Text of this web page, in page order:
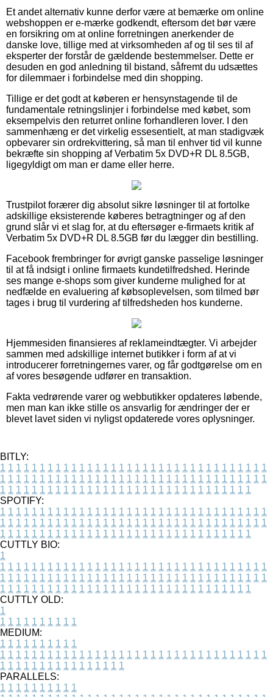
Et andet alternativ kunne derfor være at bemærke om online
webshoppen er e-mærke godkendt, eftersom det bør være
en forsikring om at online forretningen anerkender de
danske love, tillige med at virksomheden af og til ses til af
eksperter der forstår de gældende bestemmelser. Dette er
desuden en god anledning til bistand, såfremt du udsættes
for dilemmaer i forbindelse med din shopping.
Tillige er det godt at køberen er hensynstagende til de
fundamentale retningslinjer i forbindelse med købet, som
eksempelvis den returret online forhandleren lover. I den
sammenhæng er det virkelig essesentielt, at man stadigvæk
opbevarer sin ordrekvittering, så man til enhver tid vil kunne
bekræfte sin shopping af Verbatim 5x DVD+R DL 8.5GB,
ligegyldigt om man er dame eller herre.
Trustpilot forærer dig absolut sikre løsninger til at fortolke
adskillige eksisterende køberes betragtninger og af den
grund slår vi et slag for, at du eftersøger e-firmaets kritik af
Verbatim 5x DVD+R DL 8.5GB før du lægger din bestilling.
Facebook frembringer for øvrigt ganske passelige løsninger
til at få indsigt i online firmaets kundetilfredshed. Herinde
ses mange e-shops som giver kunderne mulighed for at
nedfælde en evaluering af købsoplevelsen, som tilmed bør
tages i brug til vurdering af tilfredsheden hos kunderne.
Hjemmesiden finansieres af reklameindtægter. Vi arbejder
sammen med adskillige internet butikker i form af at vi
introducerer forretningernes varer, og får godtgørelse om en
af vores besøgende udfører en transaktion.
Fakta vedrørende varer og webbutikker opdateres løbende,
men man kan ikke stille os ansvarlig for ændringer der er
blevet lavet siden vi nyligst opdaterede vores oplysninger.
BITLY:
1 1 1 1 1 1 1 1 1 1 1 1 1 1 1 1 1 1 1 1 1 1 1 1 1 1 1 1 1 1 1 1 1 1
1 1 1 1 1 1 1 1 1 1 1 1 1 1 1 1 1 1 1 1 1 1 1 1 1 1 1 1 1 1 1 1 1 1
1 1 1 1 1 1 1 1 1 1 1 1 1 1 1 1 1 1 1 1 1 1 1 1 1 1 1 1 1 1 1 1
SPOTIFY:
1 1 1 1 1 1 1 1 1 1 1 1 1 1 1 1 1 1 1 1 1 1 1 1 1 1 1 1 1 1 1 1 1 1
1 1 1 1 1 1 1 1 1 1 1 1 1 1 1 1 1 1 1 1 1 1 1 1 1 1 1 1 1 1 1 1 1 1
1 1 1 1 1 1 1 1 1 1 1 1 1 1 1 1 1 1 1 1 1 1 1 1 1 1 1 1 1 1 1 1
CUTTLY BIO:
1
1 1 1 1 1 1 1 1 1 1 1 1 1 1 1 1 1 1 1 1 1 1 1 1 1 1 1 1 1 1 1 1 1 1
1 1 1 1 1 1 1 1 1 1 1 1 1 1 1 1 1 1 1 1 1 1 1 1 1 1 1 1 1 1 1 1 1 1
1 1 1 1 1 1 1 1 1 1 1 1 1 1 1 1 1 1 1 1 1 1 1 1 1 1 1 1 1 1 1 1
CUTTLY OLD:
1
1 1 1 1 1 1 1 1 1 1
MEDIUM:
1 1 1 1 1 1 1 1 1 1
1 1 1 1 1 1 1 1 1 1 1 1 1 1 1 1 1 1 1 1 1 1 1 1 1 1 1 1 1 1 1 1 1 1
1 1 1 1 1 1 1 1 1 1 1 1 1 1 1 1
PARALLELS:
1 1 1 1 1 1 1 1 1 1